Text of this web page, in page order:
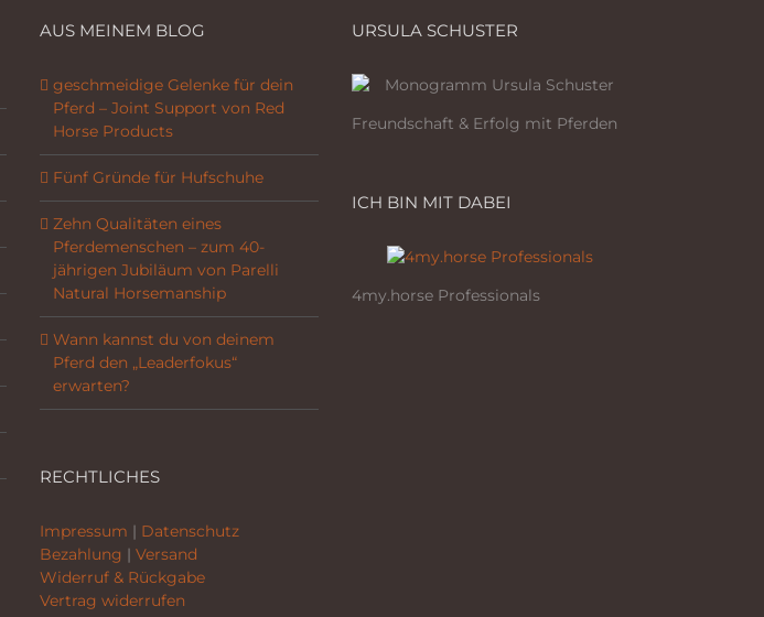
AUS MEINEM BLOG
geschmeidige Gelenke für dein
Pferd – Joint Support von Red
Horse Products
Fünf Gründe für Hufschuhe
Zehn Qualitäten eines
Pferdemenschen – zum 40-
jährigen Jubiläum von Parelli
Natural Horsemanship
Wann kannst du von deinem
Pferd den „Leaderfokus“
erwarten?
RECHTLICHES
Impressum | Datenschutz
Bezahlung | Versand
Widerruf & Rückgabe
Vertrag widerrufen
URSULA SCHUSTER
Freundschaft & Erfolg mit Pferden
ICH BIN MIT DABEI
4my.horse Professionals